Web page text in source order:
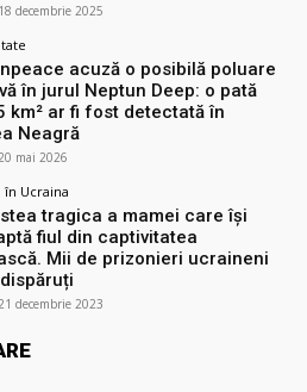
18 decembrie 2025
acuză o posibilă poluare
în jurul Neptun Deep: o pată
km² ar fi fost detectată în
Neagră
mai 2026
în Ucraina
tragica a mamei care își
fiul din captivitatea
Mii de prizonieri ucraineni
decembrie 2023